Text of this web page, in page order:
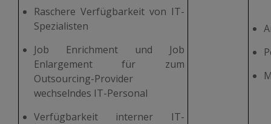
Raschere Verfügbarkeit von IT-
Spezialisten
Job Enrichment und Job
Enlargement für zum
Outsourcing-Provider
wechselndes IT-Personal
Verfügbarkeit interner IT-